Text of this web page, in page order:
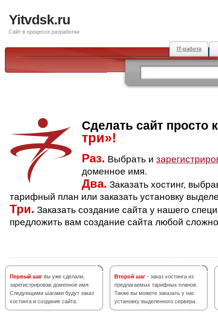
Yitvdsk.ru
Сайт в процессе разработки
IT-работа
Сделать сайт просто
три»!
Раз. Выбрать и
доменное имя.
Два. Заказать хостинг,
тарифный план или заказать установку
Три. Заказать создание сайта у нашего
предложить вам создание сайта любой
Первый шаг вы уже сделали,
зарегистрировав доменное имя.
Следующими шагами будут заказ
хостинга и создание сайта.
Второй шаг - заказ хостинга из
предлагаемых тарифных планов.
Также вы можете заказать у нас
установку выделенного сервера.